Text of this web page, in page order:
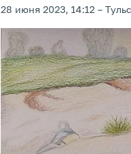
28 июня 2023, 14:12